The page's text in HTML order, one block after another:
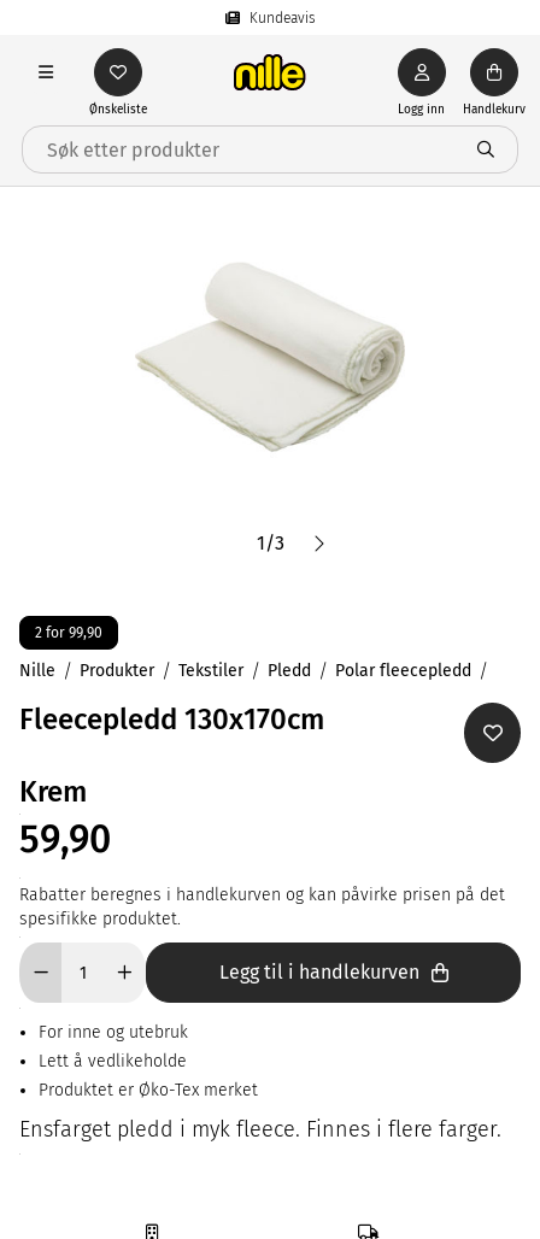
Kundeavis
Ønskeliste Logg inn Handlekurv
1/3
2 for 99,90
Nille Produkter Tekstiler Pledd Polar fleecepledd
Fleecepledd 130x170cm
Krem
59,90
Rabatter beregnes i handlekurven og kan påvirke prisen på det
spesifikke produktet.
Legg til i handlekurven
For inne og utebruk
Lett å vedlikeholde
Produktet er Øko-Tex merket
Ensfarget pledd i myk fleece. Finnes i flere farger.